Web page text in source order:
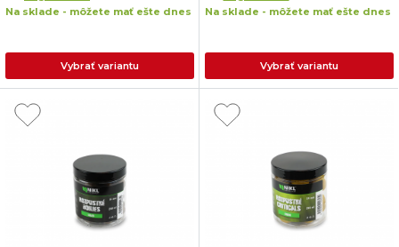
Na sklade - môžete mať ešte dnes
Vybrať variantu
Na sklade - môžete mať ešte dnes
Vybrať variantu